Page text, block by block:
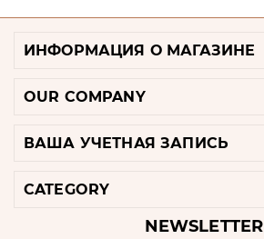
ИНФОРМАЦИЯ О МАГАЗИНЕ
OUR COMPANY
ВАША УЧЕТНАЯ ЗАПИСЬ
CATEGORY
NEWSLETTER